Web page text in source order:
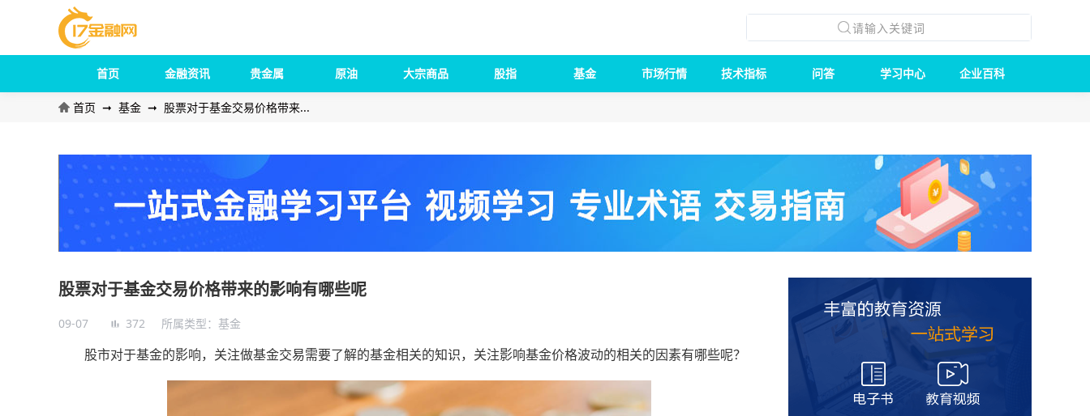
首页 金融资讯 贵金属 原油 大宗商品 股指 基金 市场行情 技术指标 问答 学习中心 企业百科
首页 ➞ 基金 ➞ 股票对于基金交易价格带来...
股票对于基金交易价格带来的影响有哪些呢
09-07 372 所属类型： 基金
股市对于基金的影响，关注做基金交易需要了解的基金相关的知识，关注影响基金价格波动的相关的因素有哪些呢？